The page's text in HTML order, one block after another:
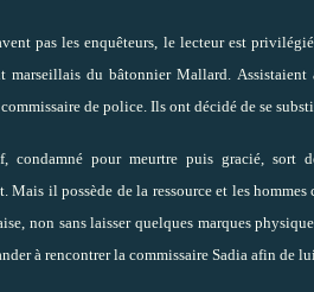
pas les enquêteurs, le lecteur est
marseillais du bâtonnier Mallard.
de police. Ils ont décidé de se
condamné pour meurtre puis gracié, sort
Mais il possède de la ressource et les
non sans laisser quelques marques
à rencontrer la commissaire Sadia afin de